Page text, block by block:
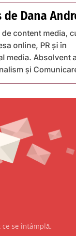
de Dana
content media,
online, PR și în
media. Absolvent
și
se întâmplă.